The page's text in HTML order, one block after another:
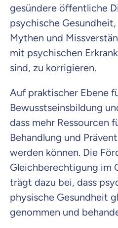
gesündere öffentliche
psychische
Mythen und
mit psychischen
sind, zu korrigieren.
Auf praktischer Ebene
Bewusstseinsbildung
dass mehr Ressourcen
Behandlung und
werden können. Die
Gleichberechtigung im
trägt dazu bei, dass
physische Gesundheit
genommen und